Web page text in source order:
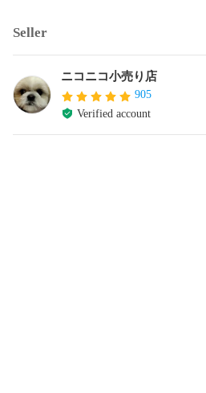
Seller
ニコニコ小売り店
905
Verified account